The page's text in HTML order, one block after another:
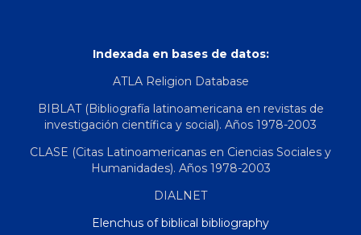
Indexada en bases de datos:
ATLA Religion Database
BIBLAT (Bibliografía latinoamericana en revistas de
investigación científica y social). Años 1978-2003
CLASE (Citas Latinoamericanas en Ciencias Sociales y
Humanidades). Años 1978-2003
DIALNET
Elenchus of biblical bibliography